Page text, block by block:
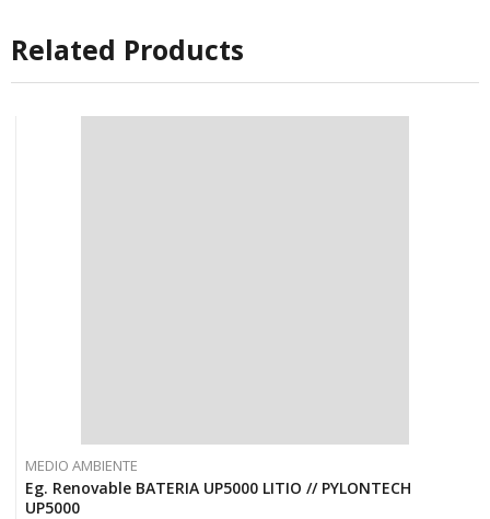
Related Products
MEDIO AMBIENTE
Eg. Renovable BATERIA UP5000 LITIO // PYLONTECH
UP5000